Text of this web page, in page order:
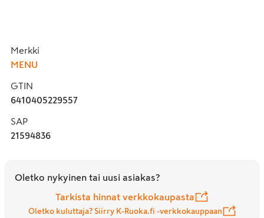
Merkki
MENU
GTIN
6410405229557
SAP
21594836
Oletko nykyinen tai uusi asiakas?
Tarkista hinnat verkkokaupasta
Oletko kuluttaja? Siirry K-Ruoka.fi -verkkokauppaan